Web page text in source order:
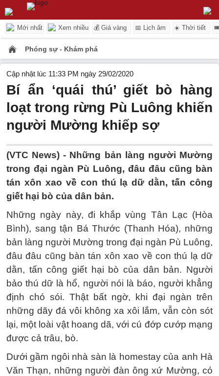
Mới nhất Xem nhiều 💰 Giá vàng 📅 Lịch âm ☀️ Thời tiết
Phóng sự - Khám phá
Cập nhật lúc 11:33 PM ngày 29/02/2020
Bí ẩn ‘quái thú’ giết bò hàng
loạt trong rừng Pù Luông khiến
người Mường khiếp sợ
(VTC News) - Những bản làng người Mường
trong đại ngàn Pù Luông, đâu đâu cũng bàn
tán xôn xao về con thú lạ dữ dằn, tấn công
giết hại bò của dân bản.
Những ngày này, đi khắp vùng Tân Lạc (Hòa
Bình), sang tận Bá Thước (Thanh Hóa), những
bản làng người Mường trong đại ngàn Pù Luông,
đâu đâu cũng bàn tán xôn xao về con thú lạ dữ
dằn, tấn công giết hại bò của dân bản. Người
bảo thú dữ là hổ, người nói là báo, người khẳng
định chó sói. Thật bất ngờ, khi đại ngàn trên
những dãy đá vôi không xa xôi lắm, vẫn còn sót
lại, một loài vật hoang dã, với cú đớp cướp mạng
được cả trâu, bò.
Dưới gầm ngôi nhà sàn là homestay của anh Hà
Văn Thạn, những người đàn ông xứ Mường, có